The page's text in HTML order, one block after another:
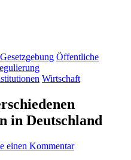
Gesetzgebung Öffentliche
Wirtschaft
in Deutschland
einen Kommentarzu